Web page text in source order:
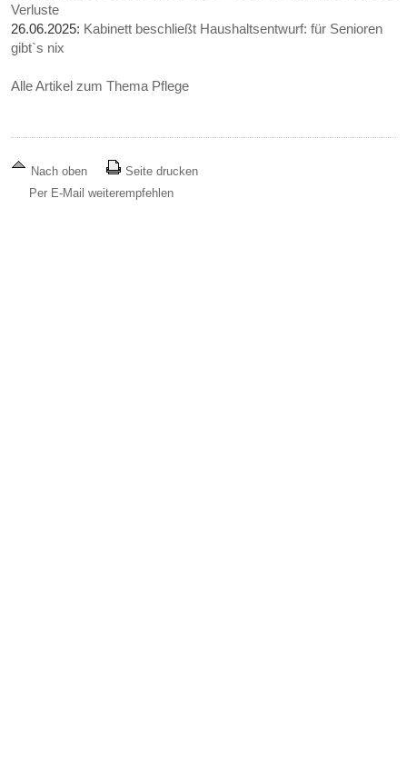
Verluste
26.06.2025: Kabinett beschließt Haushaltsentwurf: für Senioren
gibt`s nix
Alle Artikel zum Thema Pflege
Nach oben
Seite drucken
Per E-Mail weiterempfehlen